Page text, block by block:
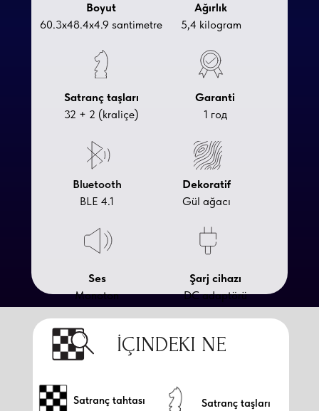
Boyut
60.3х48.4х4.9 santimetre
Ağırlık
5,4 kilogram
Bluetooth
BLE 4.1
Dekoratif
Gül ağacı
Satranç taşları
32 + 2 (kraliçe)
Garanti
1 год
Ses
Monoton
Şarj cihazı
DC adaptörü
İÇINDEKI NE
Satranç tahtası Satranç taşları